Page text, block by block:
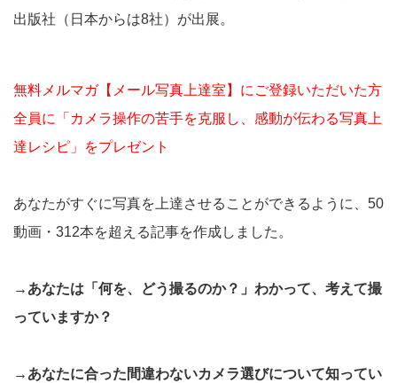
出版社（日本からは8社）が出展。
無料メルマガ【メール写真上達室】にご登録いただいた方
全員に「カメラ操作の苦手を克服し、感動が伝わる写真上
達レシピ」をプレゼント
あなたがすぐに写真を上達させることができるように、50
動画・312本を超える記事を作成しました。
→あなたは「何を、どう撮るのか？」わかって、考えて撮
っていますか？
→あなたに合った間違わないカメラ選びについて知ってい